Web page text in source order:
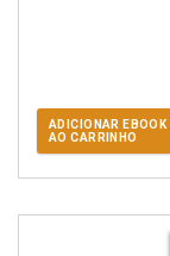
ADICIONAR EBOOK
AO CARRINHO